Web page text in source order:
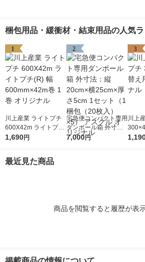
梱包用品・緩衝材・結束用品の人気
1
川上産業 ライトプチ
600X42m ライトプチ
(R) 幅600mm×42m巻
1,690円
2
宅急便コンパクト専用
ダンボール箱 外寸
法：縦20cm×横25cm
7,000円
3
川上
1巻
最近見た商品
商品を閲覧すると履歴が表